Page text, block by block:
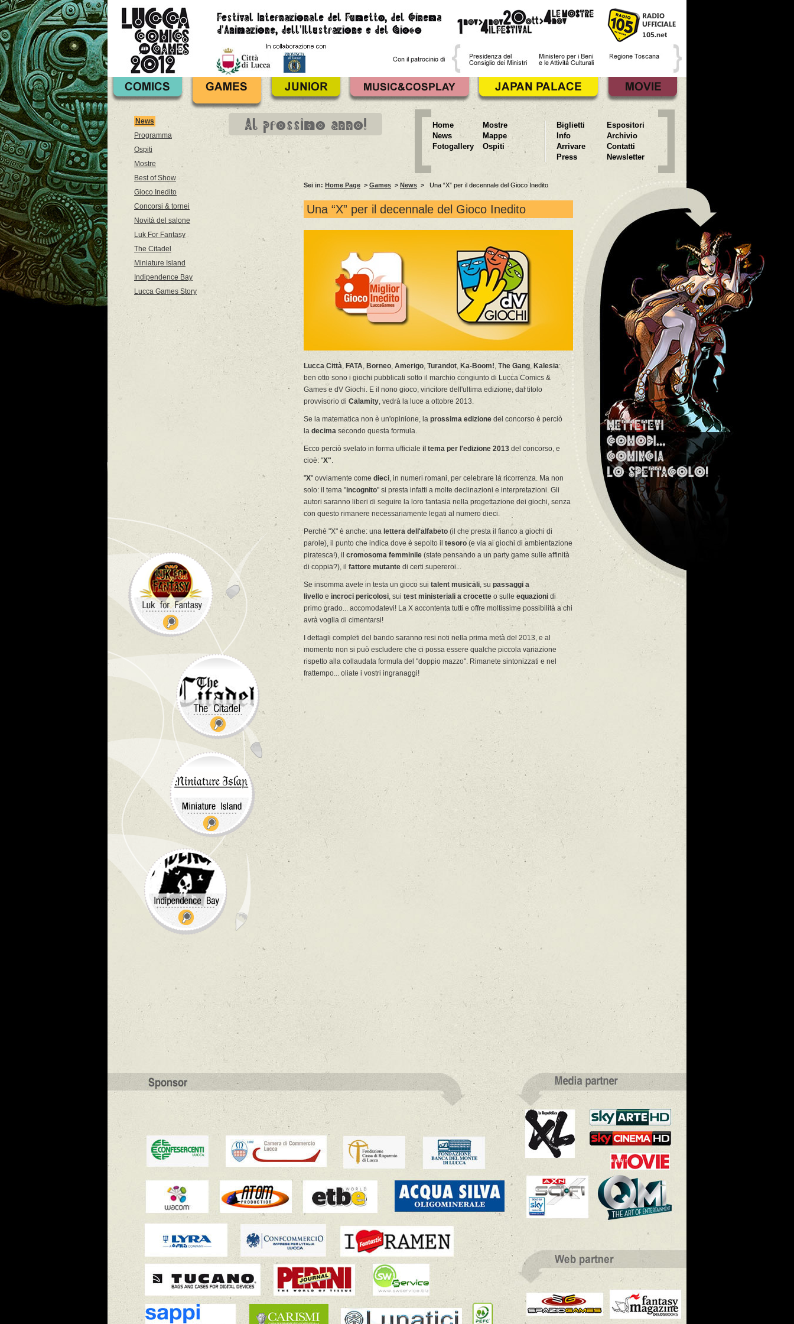
Al prossimo anno! Home
Mostre
News
Mappe
Fotogallery
Ospiti
Biglietti
Espositori
Info
Archivio
Arrivare
Contatti
Press
Newsletter
News
Programma
Ospiti
Mostre
Best of Show
Gioco Inedito
Concorsi & tornei
Novità del salone
Luk For Fantasy
The Citadel
Miniature Island
Indipendence Bay
Lucca Games Story
Sei in: Home Page > Games > News > Una “X” per il decennale del Gioco Inedito
Una “X” per il decennale del Gioco Inedito
Lucca Città, FATA, Borneo, Amerigo, Turandot, Ka-Boom!, The Gang, Kalesia:
ben otto sono i giochi pubblicati sotto il marchio congiunto di Lucca Comics &
Games e dV Giochi. E il nono gioco, vincitore dell'ultima edizione, dal titolo
provvisorio di Calamity, vedrà la luce a ottobre 2013.
Se la matematica non è un'opinione, la prossima edizione del concorso è perciò
la decima secondo questa formula.
Ecco perciò svelato in forma ufficiale il tema per l'edizione 2013 del concorso, e
cioè: "X".
"X" ovviamente come dieci, in numeri romani, per celebrare la ricorrenza. Ma non
solo: il tema "incognito" si presta infatti a molte declinazioni e interpretazioni. Gli
autori saranno liberi di seguire la loro fantasia nella progettazione dei giochi, senza
con questo rimanere necessariamente legati al numero dieci.
Perché "X" è anche: una lettera dell'alfabeto (il che presta il fianco a giochi di
parole), il punto che indica dove è sepolto il tesoro (e via ai giochi di ambientazione
piratesca!), il cromosoma femminile (state pensando a un party game sulle affinità
di coppia?), il fattore mutante di certi supereroi...
Se insomma avete in testa un gioco sui talent musicali, su passaggi a
livello e incroci pericolosi, sui test ministeriali a crocette o sulle equazioni di
primo grado... accomodatevi! La X accontenta tutti e offre moltissime possibilità a chi
avrà voglia di cimentarsi!
I dettagli completi del bando saranno resi noti nella prima metà del 2013, e al
momento non si può escludere che ci possa essere qualche piccola variazione
rispetto alla collaudata formula del "doppio mazzo". Rimanete sintonizzati e nel
frattempo... oliate i vostri ingranaggi!